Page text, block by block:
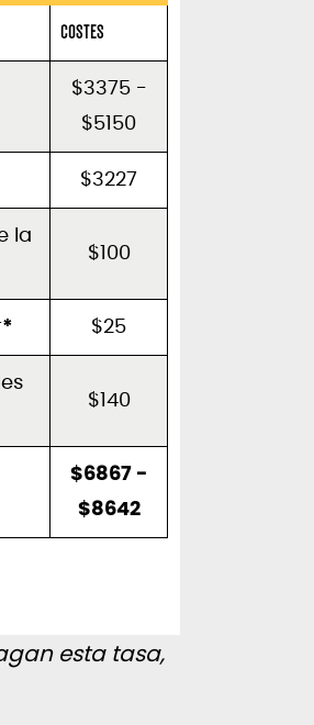
COSTES
$3375 -
$5150
$3227
la
$100
* $25
$140
$6867 -
$8642
esta tasa,